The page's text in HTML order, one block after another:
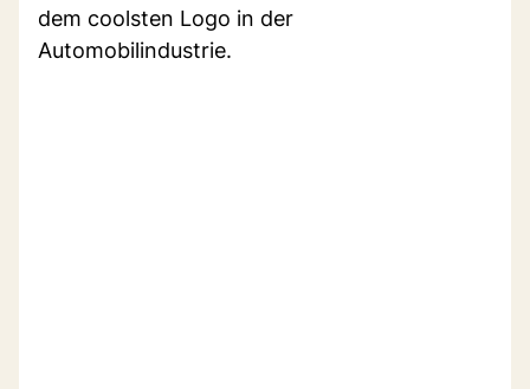
dem coolsten Logo in der
Automobilindustrie.